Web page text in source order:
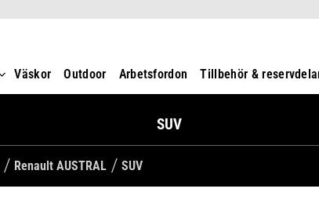
Väskor Outdoor Arbetsfordon Tillbehör &
SUV
Renault AUSTRAL SUV